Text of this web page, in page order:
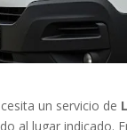
un servicio de
al lugar indicado.